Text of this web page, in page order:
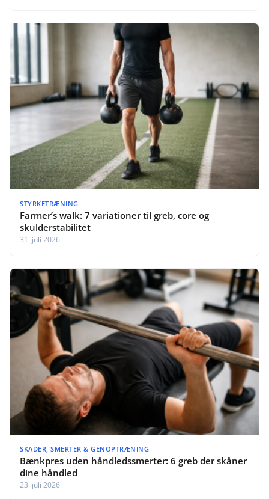
STYRKETRÆNING
Farmer’s walk: 7 variationer til greb, core og
skulderstabilitet
31. juli 2026
SKADER, SMERTER & GENOPTRÆNING
Bænkpres uden håndledssmerter: 6 greb der skåner
dine håndled
23. juli 2026